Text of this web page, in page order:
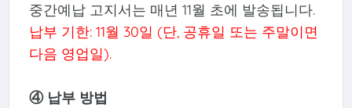
중간예납 고지서는 매년 11월 초에 발송됩니다.
납부 기한: 11월 30일 (단, 공휴일 또는 주말이면
다음 영업일).
④ 납부 방법